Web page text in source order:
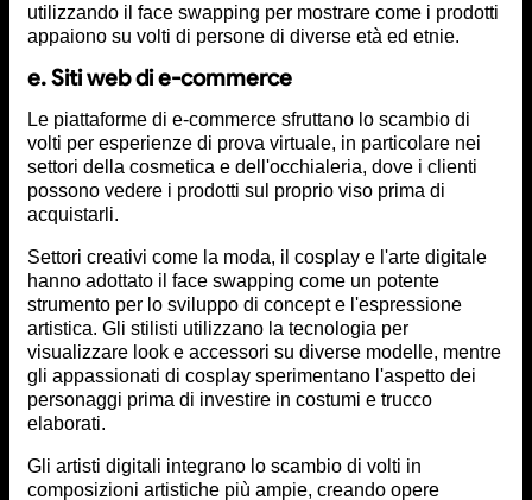
utilizzando il face swapping per mostrare come i prodotti
appaiono su volti di persone di diverse età ed etnie.
e. Siti web di e-commerce
Le piattaforme di e-commerce sfruttano lo scambio di
volti per esperienze di prova virtuale, in particolare nei
settori della cosmetica e dell'occhialeria, dove i clienti
possono vedere i prodotti sul proprio viso prima di
acquistarli.
Settori creativi come la moda, il cosplay e l'arte digitale
hanno adottato il face swapping come un potente
strumento per lo sviluppo di concept e l'espressione
artistica. Gli stilisti utilizzano la tecnologia per
visualizzare look e accessori su diverse modelle, mentre
gli appassionati di cosplay sperimentano l'aspetto dei
personaggi prima di investire in costumi e trucco
elaborati.
Gli artisti digitali integrano lo scambio di volti in
composizioni artistiche più ampie, creando opere